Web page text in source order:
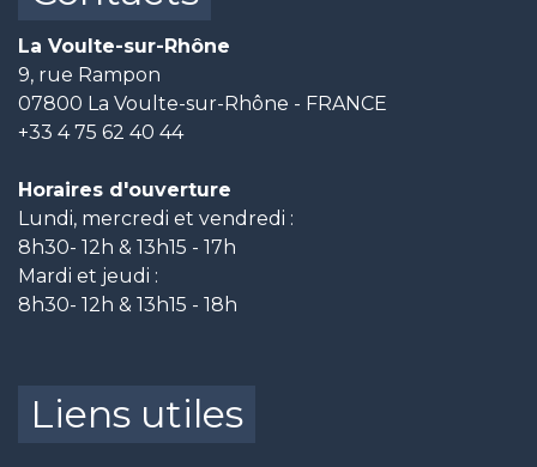
La Voulte-sur-Rhône
9, rue Rampon
07800 La Voulte-sur-Rhône - FRANCE
+33 4 75 62 40 44
Horaires d'ouverture
Lundi, mercredi et vendredi :
8h30- 12h & 13h15 - 17h
Mardi et jeudi :
8h30- 12h & 13h15 - 18h
Liens utiles